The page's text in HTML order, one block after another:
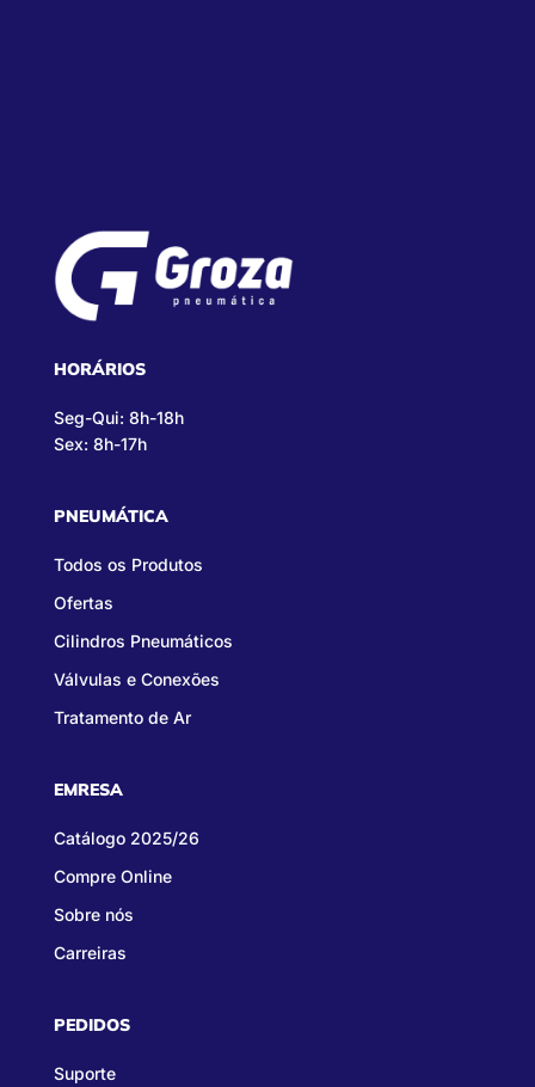
HORÁRIOS
Seg-Qui: 8h-18h
Sex: 8h-17h
PNEUMÁTICA
Todos os Produtos
Ofertas
Cilindros Pneumáticos
Válvulas e Conexões
Tratamento de Ar
EMRESA
Catálogo 2025/26
Compre Online
Sobre nós
Carreiras
PEDIDOS
Suporte